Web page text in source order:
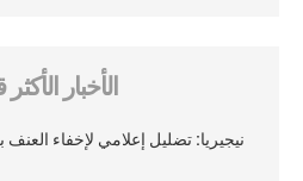
الأخبار
نيجيريا: تضليل إعلامي لإخفاء